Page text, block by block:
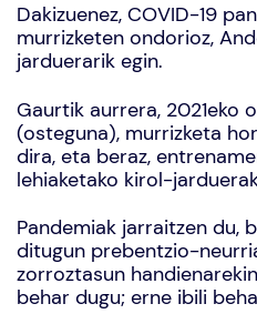
Dakizuenez, COVID-19
murrizketen ondorioz,
jarduerarik egin.
Gaurtik aurrera, 2021eko
(osteguna), murrizketa
dira, eta beraz,
lehiaketako kirol-
Pandemiak jarraitzen du,
ditugun prebentzio-
zorroztasun
behar dugu; erne ibili